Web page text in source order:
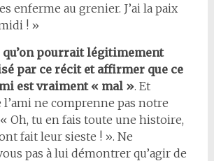
enferme au grenier. J’ai la paix
! »
qu’on pourrait légitimement
par ce récit et affirmer que ce
est vraiment « mal ». Et
l’ami ne comprenne pas notre
Oh, tu en fais toute une histoire,
fait leur sieste ! ». Ne
pas à lui démontrer qu’agir de